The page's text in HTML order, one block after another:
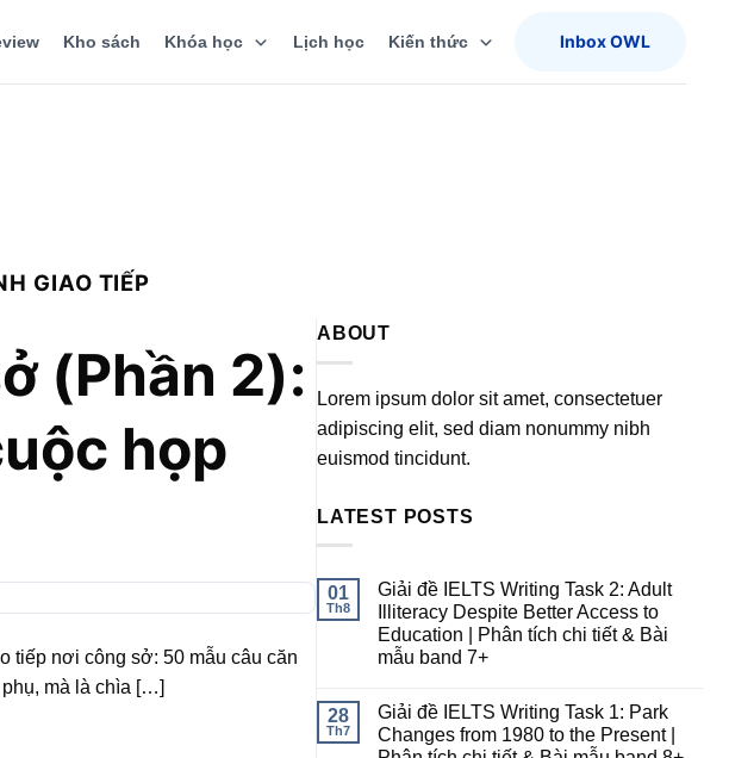
Kho sách Khóa học Lịch học Kiến thức Inbox OWL
GIAO TIẾP
(Phần 2):
họp
tiếp nơi công sở: 50 mẫu câu căn
mà là chìa […]
ABOUT
Lorem ipsum dolor sit amet, consectetuer
adipiscing elit, sed diam nonummy nibh
euismod tincidunt.
LATEST POSTS
01
Th8
Giải đề IELTS Writing Task 2: Adult
Illiteracy Despite Better Access to
Education | Phân tích chi tiết & Bài
mẫu band 7+
28
Th7
Giải đề IELTS Writing Task 1: Park
Changes from 1980 to the Present |